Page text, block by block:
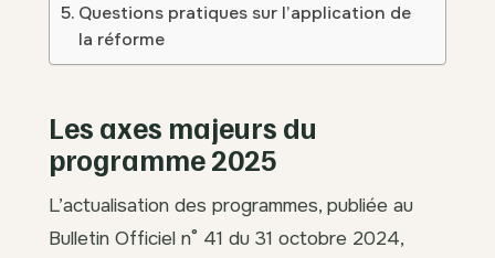
Questions pratiques sur l’application de
la réforme
Les axes majeurs du
programme 2025
L’actualisation des programmes, publiée au
Bulletin Officiel n° 41 du 31 octobre 2024,